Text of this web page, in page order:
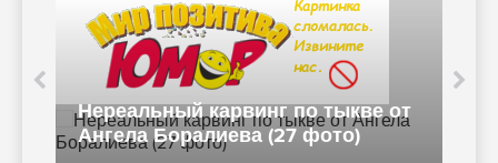
Своего Ангела-хранителя лучше
не обгонять - «Хорошее
настроение»